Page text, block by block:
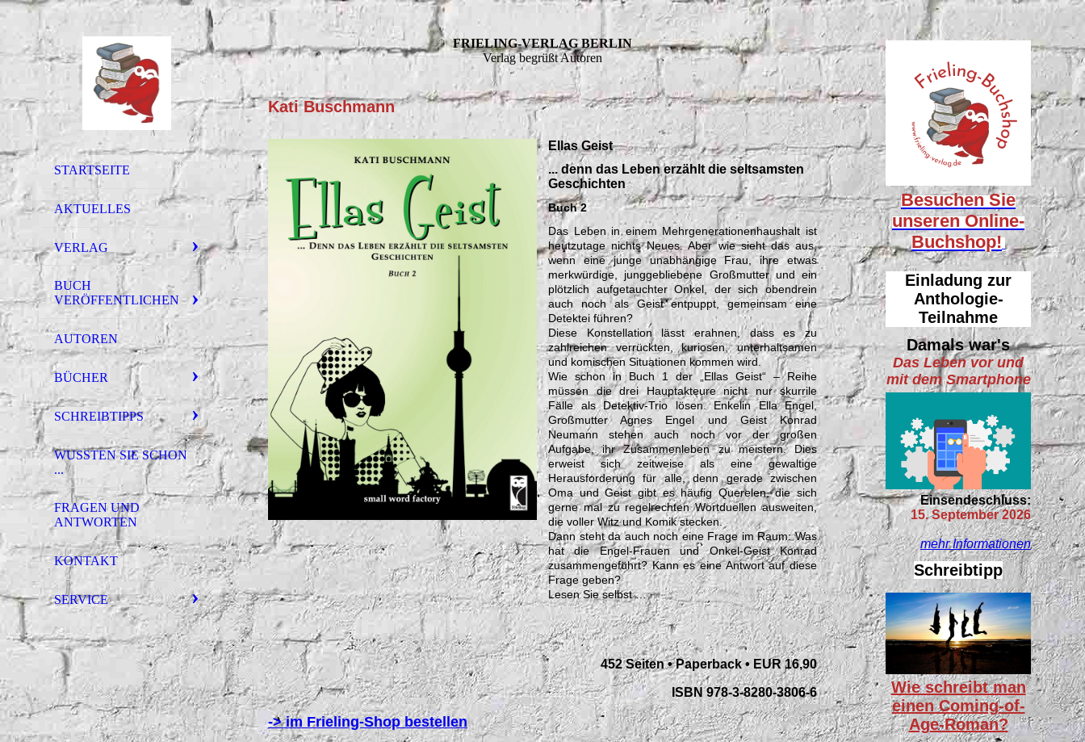
STARTSEITE
AKTUELLES
VERLAG
BUCH
VERÖFFENTLICHEN
AUTOREN
BÜCHER
SCHREIBTIPPS
WUSSTEN SIE SCHON
...
FRAGEN UND
ANTWORTEN
KONTAKT
SERVICE
FRIELING-VERLAG BERLIN
Verlag begrüßt Autoren
Kati Buschmann
Ellas Geist
... denn das Leben erzählt die seltsamsten
Geschichten
Buch 2
Das Leben in einem Mehrgenerationenhaushalt ist
heutzutage nichts Neues. Aber wie sieht das aus,
wenn eine junge unabhängige Frau, ihre etwas
merkwürdige, junggebliebene Großmutter und ein
plötzlich aufgetauchter Onkel, der sich obendrein
auch noch als Geist entpuppt, gemeinsam eine
Detektei führen?
Diese Konstellation lässt erahnen, dass es zu
zahlreichen verrückten, kuriosen, unterhaltsamen
und komischen Situationen kommen wird.
Wie schon in Buch 1 der „Ellas Geist“ – Reihe
müssen die drei Hauptakteure nicht nur skurrile
Fälle als Detektiv-Trio lösen. Enkelin Ella Engel,
Großmutter Agnes Engel und Geist Konrad
Neumann stehen auch noch vor der großen
Aufgabe, ihr Zusammenleben zu meistern. Dies
erweist sich zeitweise als eine gewaltige
Herausforderung für alle, denn gerade zwischen
Oma und Geist gibt es häufig Querelen, die sich
gerne mal zu regelrechten Wortduellen ausweiten,
die voller Witz und Komik stecken.
Dann steht da auch noch eine Frage im Raum: Was
hat die Engel-Frauen und Onkel-Geist Konrad
zusammengeführt? Kann es eine Antwort auf diese
Frage geben?
Lesen Sie selbst …
452 Seiten • Paperback • EUR 16,90
ISBN 978-3-8280-3806-6
-> im Frieling-Shop bestellen
Besuchen Sie
unserenOnline-
Buchshop!
Einladung zur
Anthologie-
Teilnahme
Damals war's
Das Leben vor und
mit dem Smartphone
Einsendeschluss:
15. September 2026
mehr Informationen
Schreibtipp
Wie schreibt man
einen Coming-of-
Age-Roman?